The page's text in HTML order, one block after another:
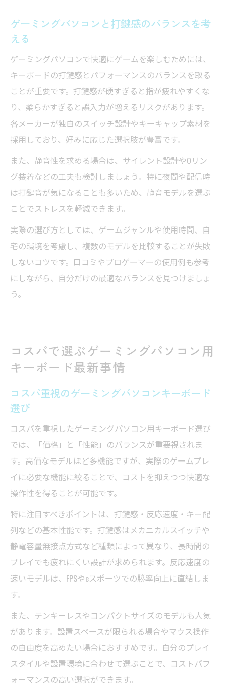
ゲーミングパソコンと打鍵感のバランスを考
える
ゲーミングパソコンで快適にゲームを楽しむためには、
キーボードの打鍵感とパフォーマンスのバランスを取る
ことが重要です。打鍵感が硬すぎると指が疲れやすくな
り、柔らかすぎると誤入力が増えるリスクがあります。
各メーカーが独自のスイッチ設計やキーキャップ素材を
採用しており、好みに応じた選択肢が豊富です。
また、静音性を求める場合は、サイレント設計やOリン
グ装着などの工夫も検討しましょう。特に夜間や配信時
は打鍵音が気になることも多いため、静音モデルを選ぶ
ことでストレスを軽減できます。
実際の選び方としては、ゲームジャンルや使用時間、自
宅の環境を考慮し、複数のモデルを比較することが失敗
しないコツです。口コミやプロゲーマーの使用例も参考
にしながら、自分だけの最適なバランスを見つけましょ
う。
コスパで選ぶゲーミングパソコン用
キーボード最新事情
コスパ重視のゲーミングパソコンキーボード
選び
コスパを重視したゲーミングパソコン用キーボード選び
では、「価格」と「性能」のバランスが重要視されま
す。高価なモデルほど多機能ですが、実際のゲームプレ
イに必要な機能に絞ることで、コストを抑えつつ快適な
操作性を得ることが可能です。
特に注目すべきポイントは、打鍵感・反応速度・キー配
列などの基本性能です。打鍵感はメカニカルスイッチや
静電容量無接点方式など種類によって異なり、長時間の
プレイでも疲れにくい設計が求められます。反応速度の
速いモデルは、FPSやeスポーツでの勝率向上に直結しま
す。
また、テンキーレスやコンパクトサイズのモデルも人気
があります。設置スペースが限られる場合やマウス操作
の自由度を高めたい場合におすすめです。自分のプレイ
スタイルや設置環境に合わせて選ぶことで、コストパフ
ォーマンスの高い選択ができます。